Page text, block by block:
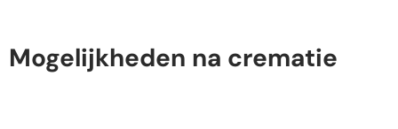
Mogelijkheden na crematie